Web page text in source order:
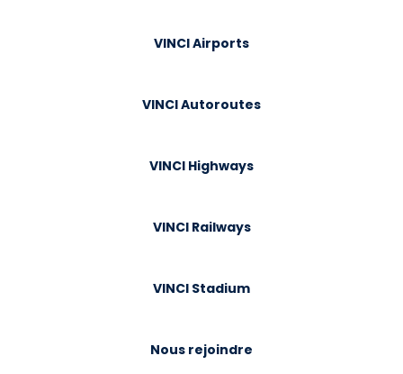
VINCI Airports
VINCI Autoroutes
VINCI Highways
VINCI Railways
VINCI Stadium
Nous rejoindre